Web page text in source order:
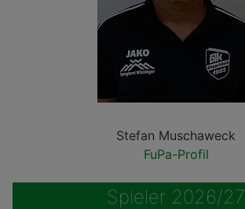
Stefan Muschaweck
FuPa-Profil
Spieler 2026/27